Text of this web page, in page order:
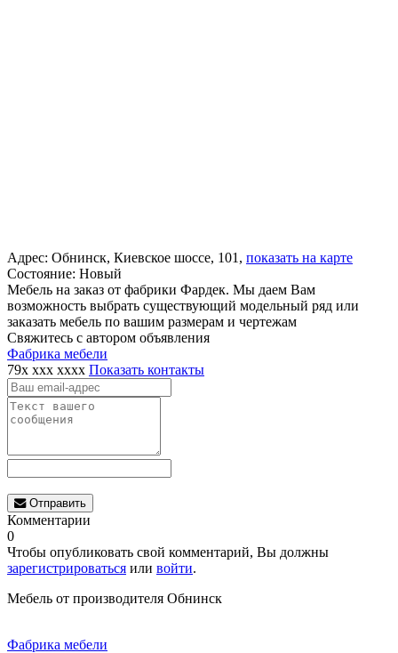
Адрес: Обнинск, Киевское шоссе, 101, показать на карте
Состояние: Новый
Мебель на заказ от фабрики Фардек. Мы даем Вам
возможность выбрать существующий модельный ряд или
заказать мебель по вашим размерам и чертежам
Свяжитесь с автором объявления
Фабрика мебели
79x xxx xxxx Показать контакты
Отправить
Комментарии
0
Чтобы опубликовать свой комментарий, Вы должны
зарегистрироваться или войти.
Мебель от производителя Обнинск
Фабрика мебели